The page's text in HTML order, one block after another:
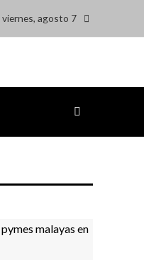
viernes, agosto 7